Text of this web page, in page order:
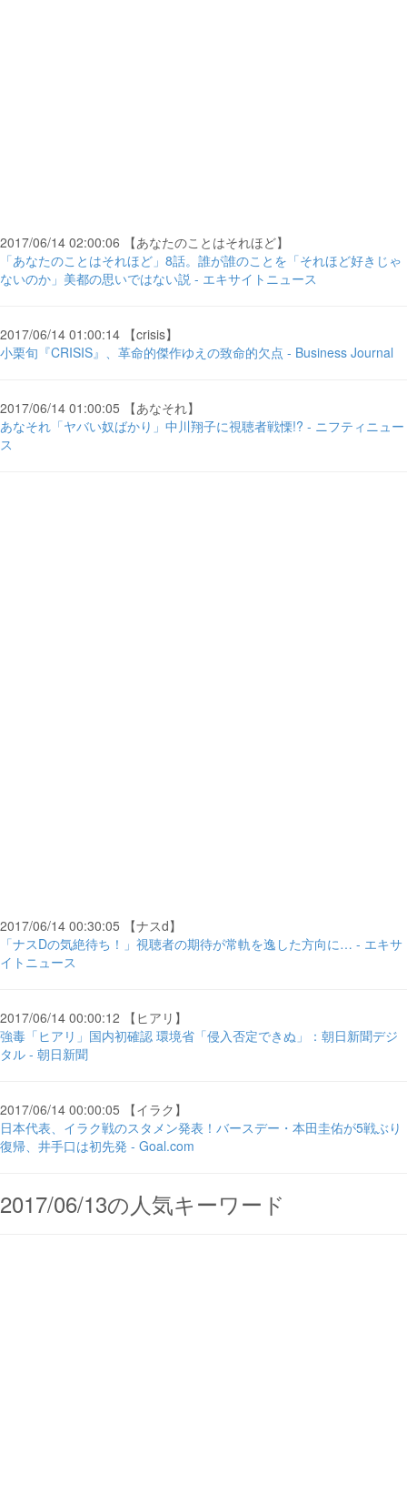
2017/06/14 02:00:06 【あなたのことはそれほど】
「あなたのことはそれほど」8話。誰が誰のことを「それほど好きじゃ
ないのか」美都の思いではない説 - エキサイトニュース
2017/06/14 01:00:14 【crisis】
小栗旬『CRISIS』、革命的傑作ゆえの致命的欠点 - Business Journal
2017/06/14 01:00:05 【あなそれ】
あなそれ「ヤバい奴ばかり」中川翔子に視聴者戦慄!? - ニフティニュー
ス
2017/06/14 00:30:05 【ナスd】
「ナスDの気絶待ち！」視聴者の期待が常軌を逸した方向に… - エキサ
イトニュース
2017/06/14 00:00:12 【ヒアリ】
強毒「ヒアリ」国内初確認 環境省「侵入否定できぬ」：朝日新聞デジ
タル - 朝日新聞
2017/06/14 00:00:05 【イラク】
日本代表、イラク戦のスタメン発表！バースデー・本田圭佑が5戦ぶり
復帰、井手口は初先発 - Goal.com
2017/06/13の人気キーワード